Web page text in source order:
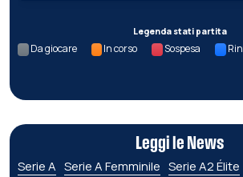
Legenda stati partita
Da giocare In corso Sospesa
Leggi le News
Serie A Serie A Femminile Serie A2 Élite